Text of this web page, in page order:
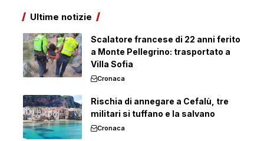
Ultime notizie
Scalatore francese di 22 anni ferito
a Monte Pellegrino: trasportato a
Villa Sofia
Cronaca
Rischia di annegare a Cefalù, tre
militari si tuffano e la salvano
Cronaca